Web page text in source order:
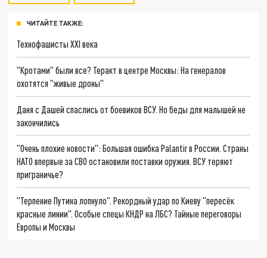
ЧИТАЙТЕ ТАКЖЕ:
Технофашисты XXI века
"Кротами" были все? Теракт в центре Москвы: На генералов
охотятся "живые дроны"
Даня с Дашей спаслись от боевиков ВСУ. Но беды для малышей не
закончились
"Очень плохие новости": Большая ошибка Palantir в России. Страны
НАТО впервые за СВО остановили поставки оружия. ВСУ теряют
приграничье?
"Терпение Путина лопнуло". Рекордный удар по Киеву "пересёк
красные линии". Особые спецы КНДР на ЛБС? Тайные переговоры
Европы и Москвы